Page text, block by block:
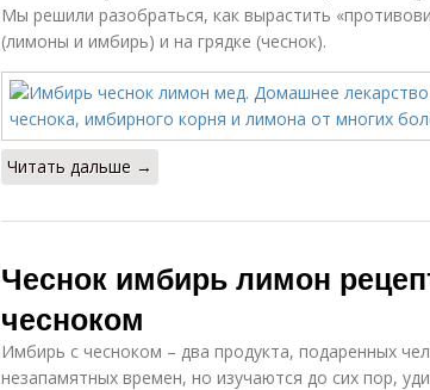
Мы решили разобраться, как вырастить
(лимоны и имбирь) и на грядке (чеснок).
Читать дальше →
Чеснок имбирь лимон
чесноком
Имбирь с чесноком – два продукта, подаренных
незапамятных времен, но изучаются до сих пор,